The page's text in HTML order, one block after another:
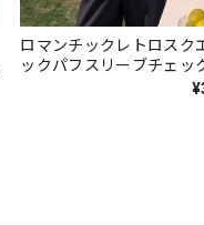
ロマンチックレトロスク
ックパフスリーブチェ